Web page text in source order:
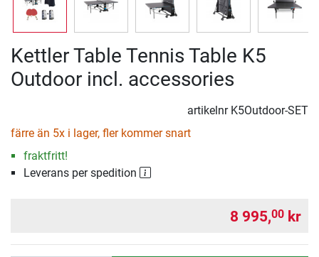
Kettler Table Tennis Table K5
Outdoor incl. accessories
artikelnr K5Outdoor-SET
färre än 5x i lager, fler kommer snart
fraktfritt!
Leverans per spedition
8 995,00 kr